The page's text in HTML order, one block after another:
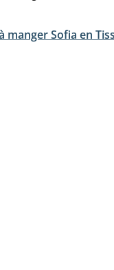
manger Sofia en
pas disponible pour le